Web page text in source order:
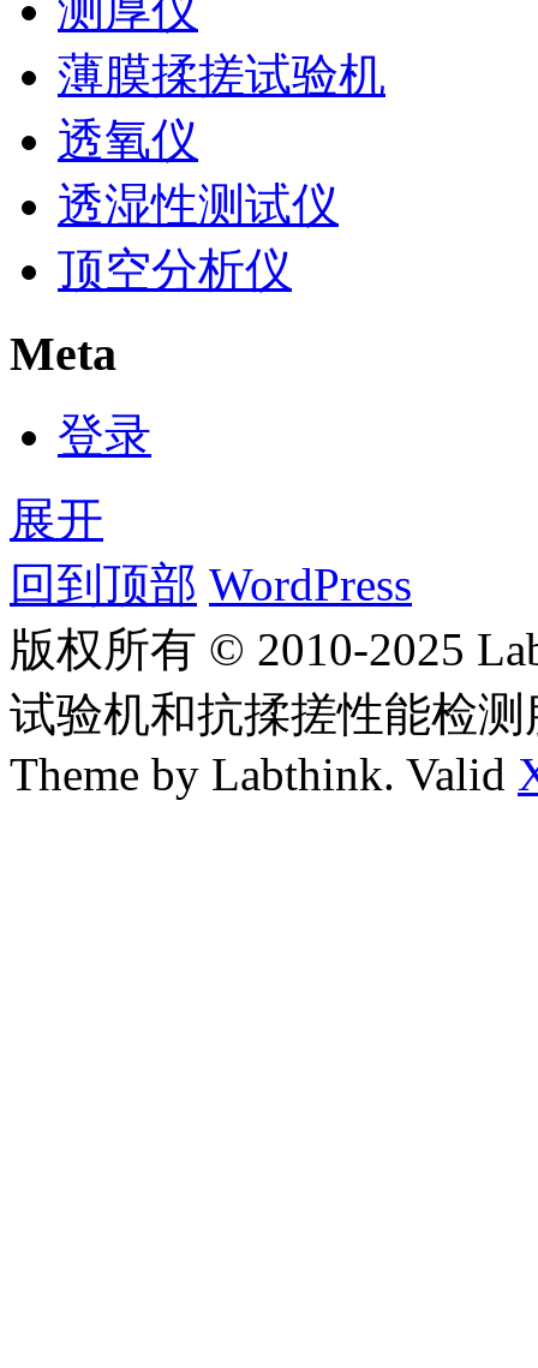
薄膜揉搓试验机
透氧仪
透湿性测试仪
顶空分析仪
Meta
登录
展开
回到顶部 WordPress
版权所有 © 2010-2025
试验机和抗揉搓性能检
Theme by Labthink. Valid